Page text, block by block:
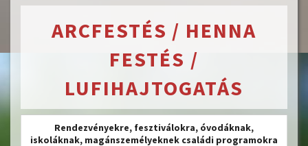
ARCFESTÉS / HENNA
FESTÉS /
LUFIHAJTOGATÁS
Rendezvényekre, fesztiválokra, óvodáknak,
iskoláknak, magánszemélyeknek családi programokra